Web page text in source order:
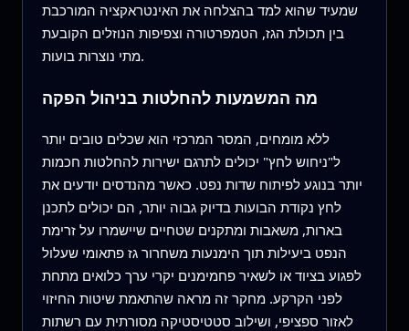
שמעיד שהוא למד בהצלחה את האינטראקציה המורכבת
בין תכולת הגז, הטמפרטורה וצפיפות הנוזלים הקובעת
מתי נוצרות בועות.
מה המשמעות להחלטות בניהול הפקה
ללא מומחים, המסר המרכזי הוא שכלים טובים יותר
ל"ניחוש לחץ" יכולים לתרגם ישירות להחלטות חכמות
יותר בנוגע לפיתוח שדות נפט. כאשר מהנדסים יודעים את
לחץ נקודת הבועות בדיוק גבוה יותר, הם יכולים לתכנן
בארות, משאבות ומתקנים שטחיים שיישמרו על זרימת
הנפט ביעילות תוך הימנעות משחרור גז פתאומי שעלול
לפגוע בציוד או לשאיר פחמימנים יקרי ערך כלואים מתחת
לפני הקרקע. מחקר זה מראה שהתאמת שיטות החיזוי
לאזור ספציפי, ושילוב סטטיסטיקה מסורתית עם רשתות